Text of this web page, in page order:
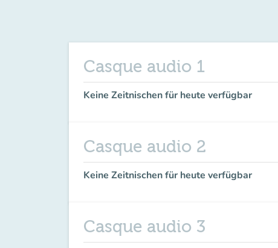
Casque audio 1
Keine Zeitnischen für heute verfügbar
Casque audio 2
Keine Zeitnischen für heute verfügbar
Casque audio 3